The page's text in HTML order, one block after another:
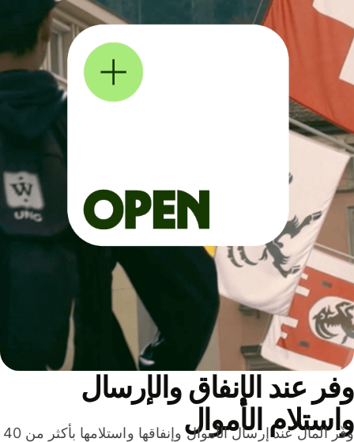
عند الإنفاق والإرسال
الأموال
وفّر المال عند إرسال الأموال وإنفاقها واستلامها بأكثر من 40